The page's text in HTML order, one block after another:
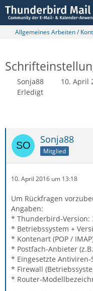
Allgemeines Arbeiten /
Sonja88 10. April
Erledigt
Sonja88
Mitglied
10. April 2016 um 13:18
Um Rückfragen
Angaben:
* Thunderbird-Version:
* Betriebssystem +
* Kontenart (POP /
* Postfach-Anbieter
* Eingesetzte Antiviren-
* Firewall
* Router-